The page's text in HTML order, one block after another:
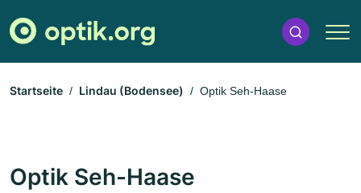
Startseite Lindau (Bodensee) Optik Seh-Haase
Optik Seh-Haase